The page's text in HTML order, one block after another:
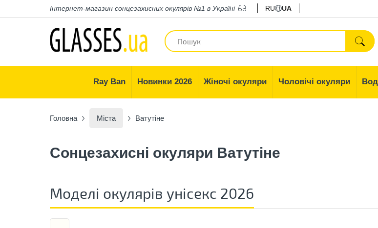
Інтернет-магазин сонцезахисних окулярів №1 в Україні RU UA
Ray Ban Новинки 2026 Жіночі окуляри Чоловічі окуляри
Головна Міста Ватутіне
Сонцезахисні окуляри Ватутіне
Моделі окулярів унісекс 2026